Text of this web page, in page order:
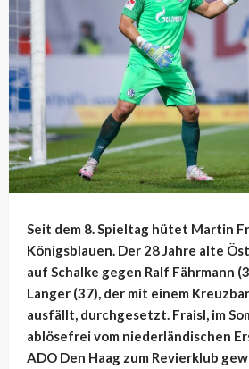
Seit dem 8. Spieltag hütet Martin
Königsblauen. Der 28 Jahre alte
auf Schalke gegen Ralf Fährmann
Langer (37), der mit einem
ausfällt, durchgesetzt. Fraisl, im
ablösefrei vom niederländischen
ADO Den Haag zum Revierklub